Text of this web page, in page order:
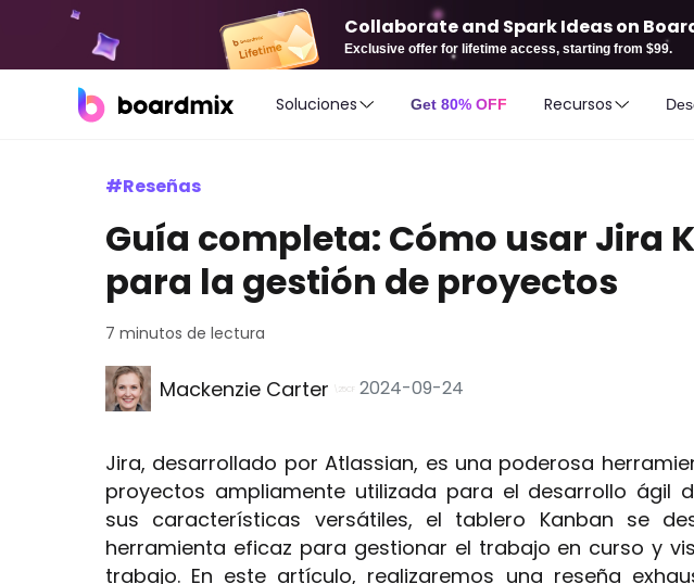
Collaborate and Spark Ideas on
Exclusive offer for lifetime access, starting from $99.
Soluciones Get 80% OFF Recursos
#Reseñas
Guía completa: Cómo usar Jira
para la gestión de proyectos
7 minutos de lectura
Mackenzie Carter 2024-09-24
Jira, desarrollado por Atlassian, es una poderosa
proyectos ampliamente utilizada para el desarrollo ágil
sus características versátiles, el tablero Kanban se
herramienta eficaz para gestionar el trabajo en curso y
trabajo. En este artículo, realizaremos una reseña